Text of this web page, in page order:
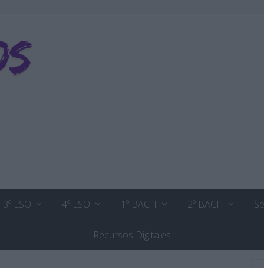
3º ESO 4º ESO 1º BACH 2º BACH
Recursos Digitales